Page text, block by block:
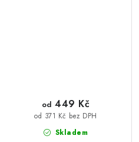
Skladem
od 371 Kč bez DPH
od 449 Kč